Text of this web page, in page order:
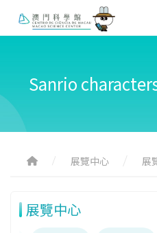
Sanrio
展覽中心 展
展覽中心